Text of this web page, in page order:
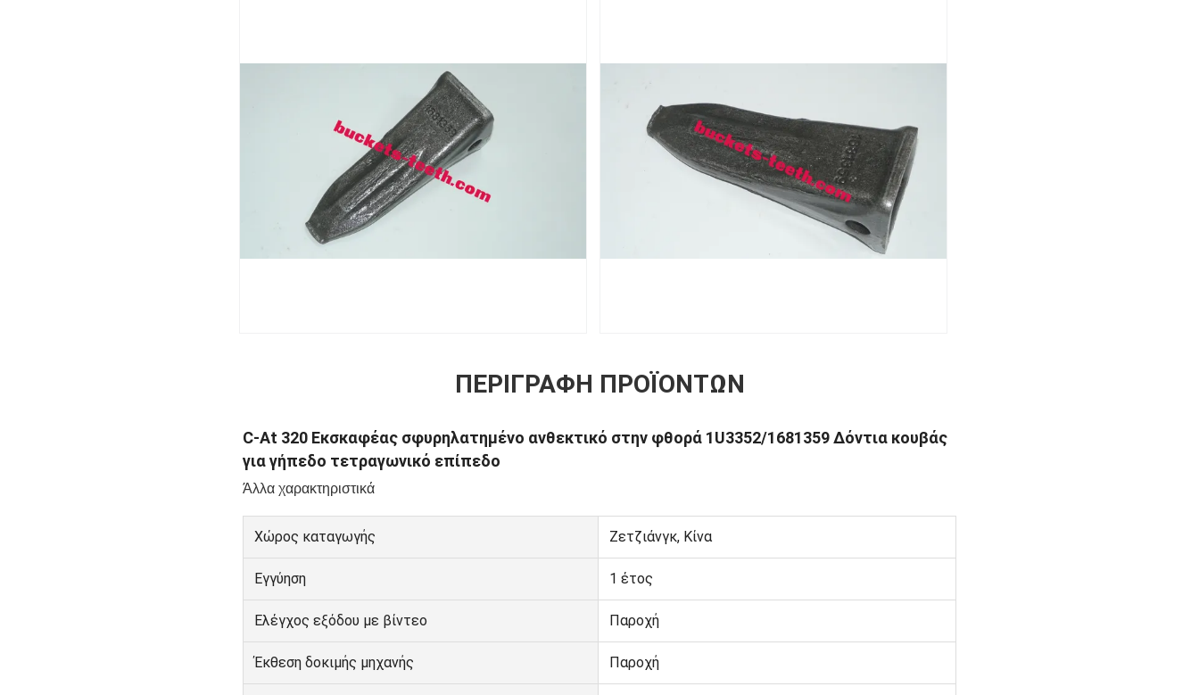
ΠΕΡΙΓΡΑΦΉ ΠΡΟΪΌΝΤΩΝ
C-At 320 Εκσκαφέας σφυρηλατημένο ανθεκτικό στην φθορά 1U3352/1681359 Δόντια κουβάς
για γήπεδο τετραγωνικό επίπεδο
Άλλα χαρακτηριστικά
Χώρος καταγωγής Ζετζιάνγκ, Κίνα
Εγγύηση 1 έτος
Ελέγχος εξόδου με βίντεο Παροχή
Έκθεση δοκιμής μηχανής Παροχή